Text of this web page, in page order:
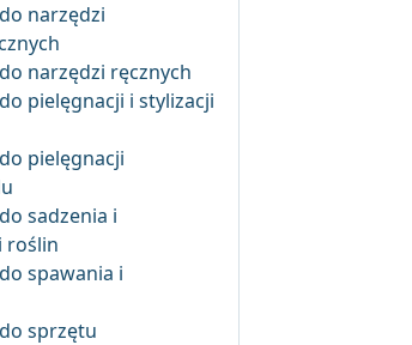
narzędzi
narzędzi ręcznych
pielęgnacji i stylizacji
pielęgnacji
sadzenia i
roślin
spawania i
sprzętu